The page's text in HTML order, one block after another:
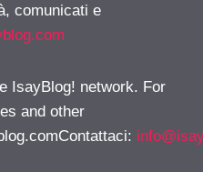
comunicati e
IsayBlog! network. For
and other
: